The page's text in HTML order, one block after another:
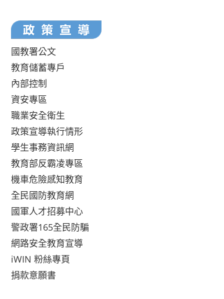
國教署公文
教育儲蓄專戶
內部控制
資安專區
職業安全衛生
政策宣導執行情形
學生事務資訊網
教育部反霸凌專區
機車危險感知教育
全民國防教育網
國軍人才招募中心
警政署165全民防騙
網路安全教育宣導
iWIN 粉絲專頁
捐款意願書